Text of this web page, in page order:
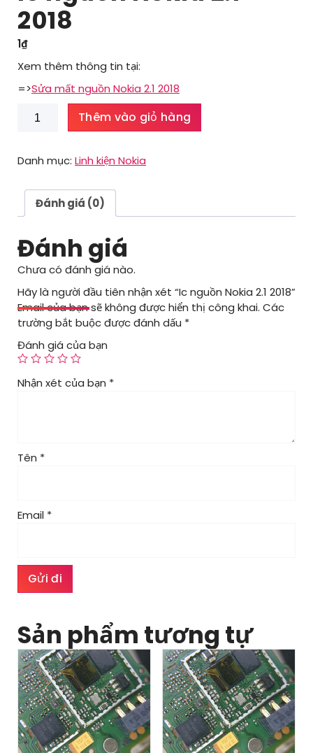
2018
1₫
Xem thêm thông tin tại:
=>Sửa mất nguồn Nokia 2.1 2018
nguồn
2.1
số
lượng
Thêm vào giỏ hàng
Danh mục: Linh kiện Nokia
Đánh giá (0)
Đánh giá
Chưa có đánh giá nào.
Hãy là người đầu tiên nhận xét “Ic nguồn Nokia 2.1 2018”
Email của bạn sẽ không được hiển thị công khai. Các
trường bắt buộc được đánh dấu *
Đánh giá của bạn
Nhận xét của bạn *
Tên *
Email *
Sản phẩm tương tự